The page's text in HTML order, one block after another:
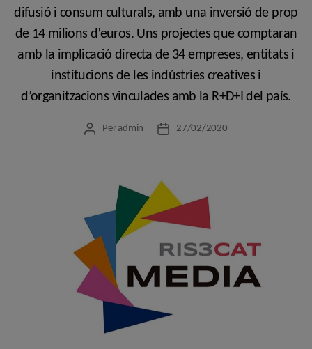
difusió i consum culturals, amb una inversió de prop
de 14 milions d’euros. Uns projectes que comptaran
amb la implicació directa de 34 empreses, entitats i
institucions de les indústries creatives i
d’organitzacions vinculades amb la R+D+I del país.
Autor
Per admin
Data27/02/2020